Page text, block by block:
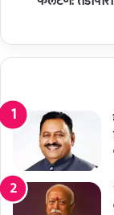
र
बां
ध
का
त्री
शि
घ
र
णा
रा
यि
त